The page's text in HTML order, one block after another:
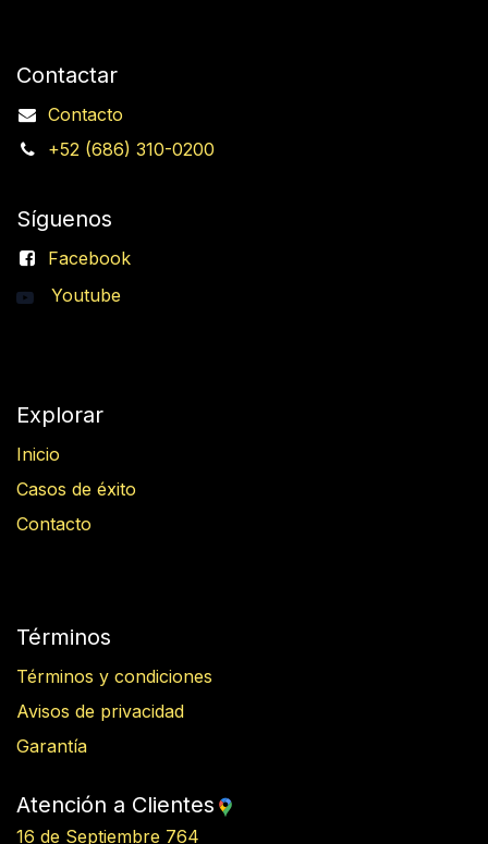
Contactar
Contacto
+52 (686) 310-0200
Síguenos
Facebook
Youtube
Explorar
Inicio
Casos de éxito
Contacto
Términos
Términos y condiciones
Avisos de privacidad
Garantía
Atención a Clientes
16 de Septiembre 764